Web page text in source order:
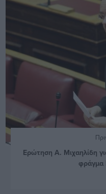
Ερώτηση Α. Μιχαηλίδη
φράγμα